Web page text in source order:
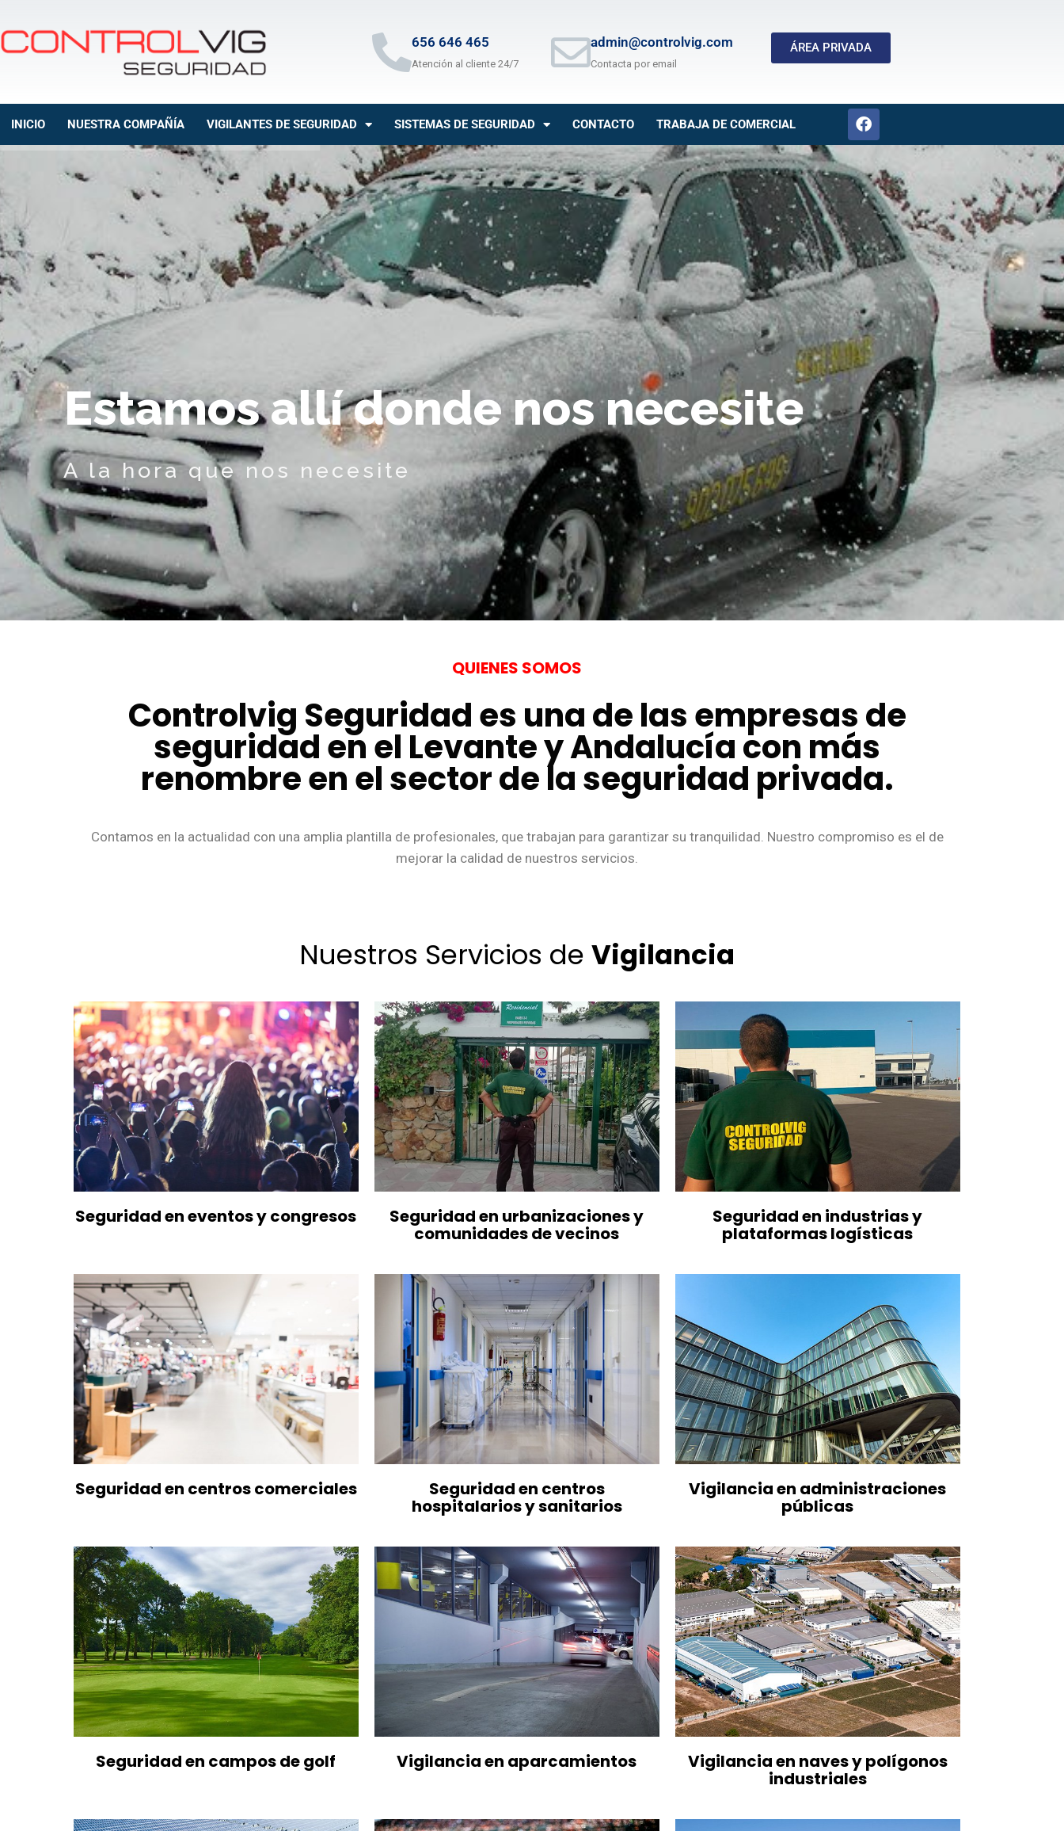
656 646 465
Atención al cliente 24/7
admin@controlvig.com
Contacta por email
ÁREA PRIVADA
INICIO NUESTRA COMPAÑÍA VIGILANTES DE SEGURIDAD SISTEMAS DE SEGURIDAD CONTACTO TRABAJA DE COMERCIAL
Estamos allí donde nos necesite
A la hora que nos necesite
QUIENES SOMOS
Controlvig Seguridad es una de las empresas de
seguridad en el Levante y Andalucía con más
renombre en el sector de la seguridad privada.
Contamos en la actualidad con una amplia plantilla de profesionales, que trabajan para garantizar su tranquilidad. Nuestro compromiso es el de
mejorar la calidad de nuestros servicios.
Nuestros Servicios de Vigilancia
Seguridad en eventos y congresos Seguridad en urbanizaciones y
comunidades de vecinos
Seguridad en industrias y
plataformas logísticas
Seguridad en centros comerciales Seguridad en centros
hospitalarios y sanitarios
Vigilancia en administraciones
públicas
Seguridad en campos de golf Vigilancia en aparcamientos Vigilancia en naves y polígonos
industriales